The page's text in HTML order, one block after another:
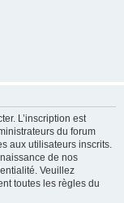
L’inscription est
du forum
aux utilisateurs inscrits.
de nos
Veuillez
toutes les règles du